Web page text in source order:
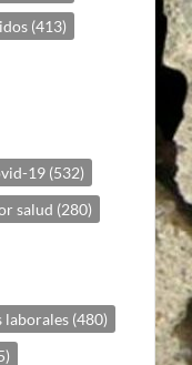
(413)
19 (532)
salud (280)
laborales (480)